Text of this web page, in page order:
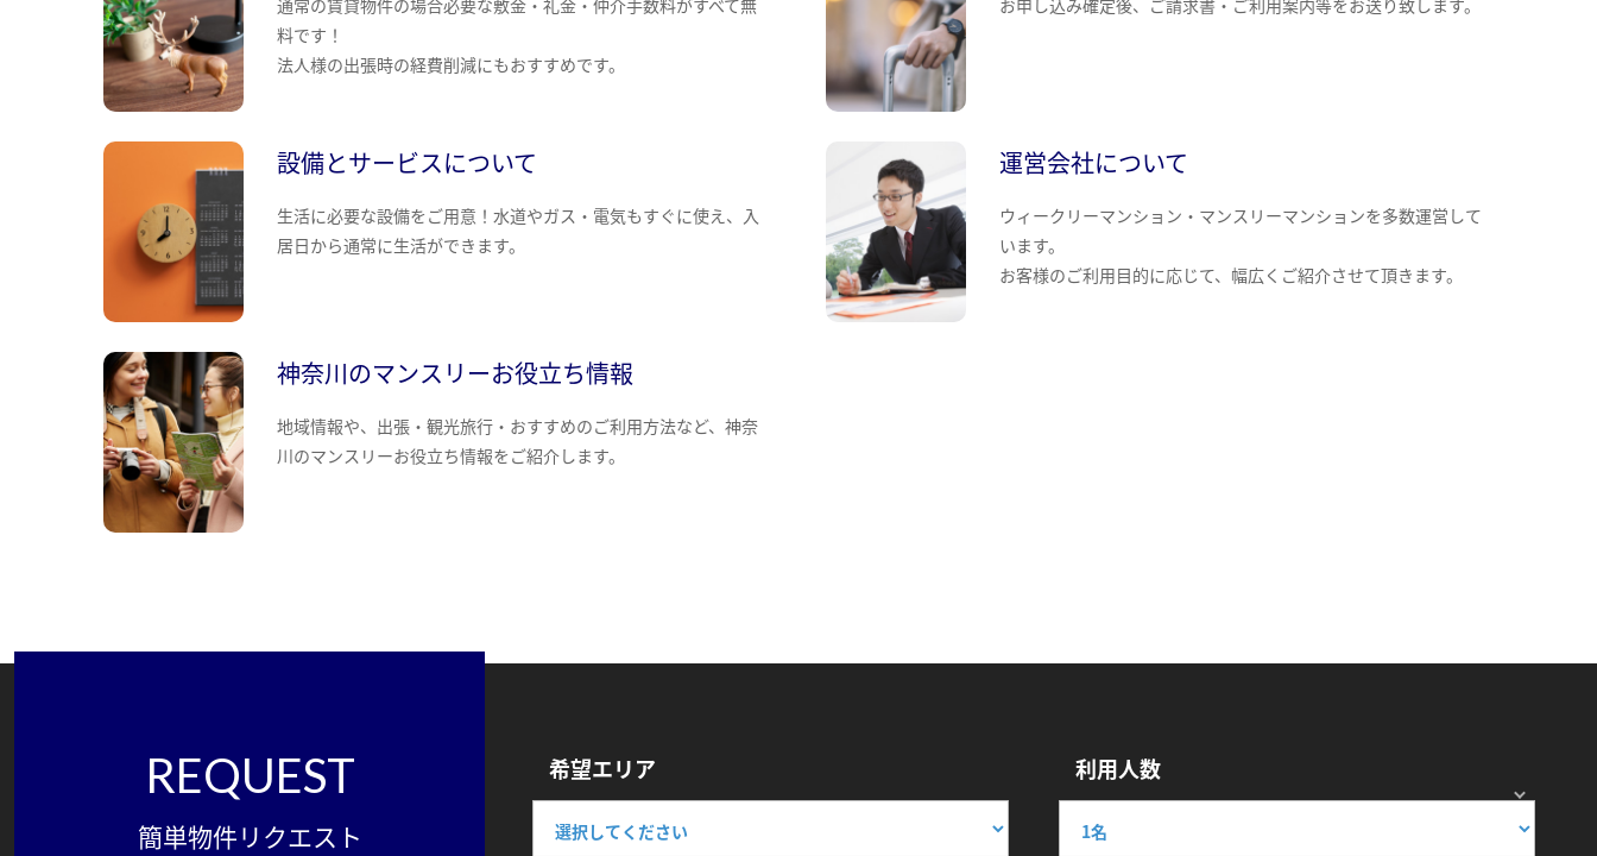
通常の賃貸物件の場合必要な敷金・礼金・仲介手数料がすべて無
料です！
法人様の出張時の経費削減にもおすすめです。
お申し込み確定後、ご請求書・ご利用案内等をお送り致します。
設備とサービスについて
生活に必要な設備をご用意！水道やガス・電気もすぐに使え、入
居日から通常に生活ができます。
運営会社について
ウィークリーマンション・マンスリーマンションを多数運営して
います。
お客様のご利用目的に応じて、幅広くご紹介させて頂きます。
神奈川のマンスリーお役立ち情報
地域情報や、出張・観光旅行・おすすめのご利用方法など、神奈
川のマンスリーお役立ち情報をご紹介します。
REQUEST
簡単物件リクエスト
希望エリア 利用人数